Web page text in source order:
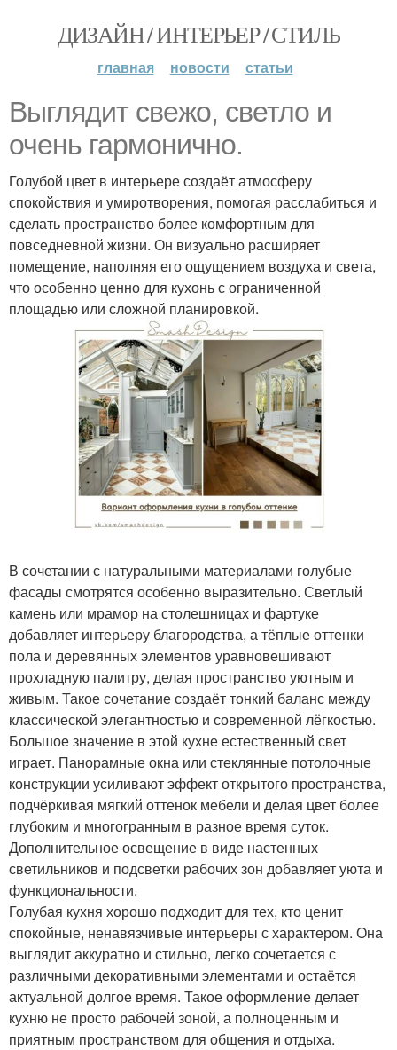
ДИЗАЙН / ИНТЕРЬЕР / СТИЛЬ
главная новости статьи
Выглядит свежо, светло и
очень гармонично.
Голубой цвет в интерьере создаёт атмосферу
спокойствия и умиротворения, помогая расслабиться и
сделать пространство более комфортным для
повседневной жизни. Он визуально расширяет
помещение, наполняя его ощущением воздуха и света,
что особенно ценно для кухонь с ограниченной
площадью или сложной планировкой.
В сочетании с натуральными материалами голубые
фасады смотрятся особенно выразительно. Светлый
камень или мрамор на столешницах и фартуке
добавляет интерьеру благородства, а тёплые оттенки
пола и деревянных элементов уравновешивают
прохладную палитру, делая пространство уютным и
живым. Такое сочетание создаёт тонкий баланс между
классической элегантностью и современной лёгкостью.
Большое значение в этой кухне естественный свет
играет. Панорамные окна или стеклянные потолочные
конструкции усиливают эффект открытого пространства,
подчёркивая мягкий оттенок мебели и делая цвет более
глубоким и многогранным в разное время суток.
Дополнительное освещение в виде настенных
светильников и подсветки рабочих зон добавляет уюта и
функциональности.
Голубая кухня хорошо подходит для тех, кто ценит
спокойные, ненавязчивые интерьеры с характером. Она
выглядит аккуратно и стильно, легко сочетается с
различными декоративными элементами и остаётся
актуальной долгое время. Такое оформление делает
кухню не просто рабочей зоной, а полноценным и
приятным пространством для общения и отдыха.